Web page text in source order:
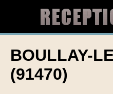
BOULLAY-
(91470)